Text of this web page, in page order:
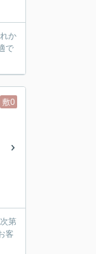
か
で
敷0
第
客